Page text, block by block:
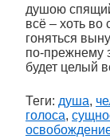
душою
всё – хоть во
гоняться
по-прежнему
будет целый
Теги: душа,
голоса,